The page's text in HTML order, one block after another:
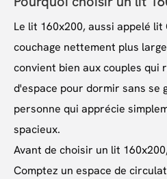
Le lit 160x200, aussi appelé lit
couchage nettement plus
convient bien aux couples qui
d'espace pour dormir sans se
personne qui apprécie
spacieux.
Avant de choisir un lit
Comptez un espace de